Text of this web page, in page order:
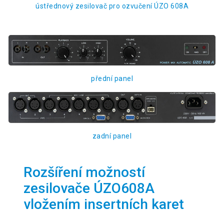
ústřednový zesilovač pro ozvučení ÚZO 608A
přední panel
zadní panel
Rozšíření možností
zesilovače ÚZO608A
vložením insertních karet